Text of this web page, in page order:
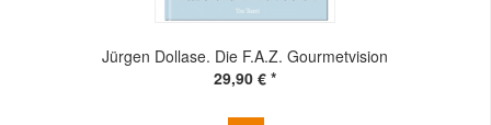
Jürgen Dollase. Die F.A.Z. Gourmetvision
29,90 € *